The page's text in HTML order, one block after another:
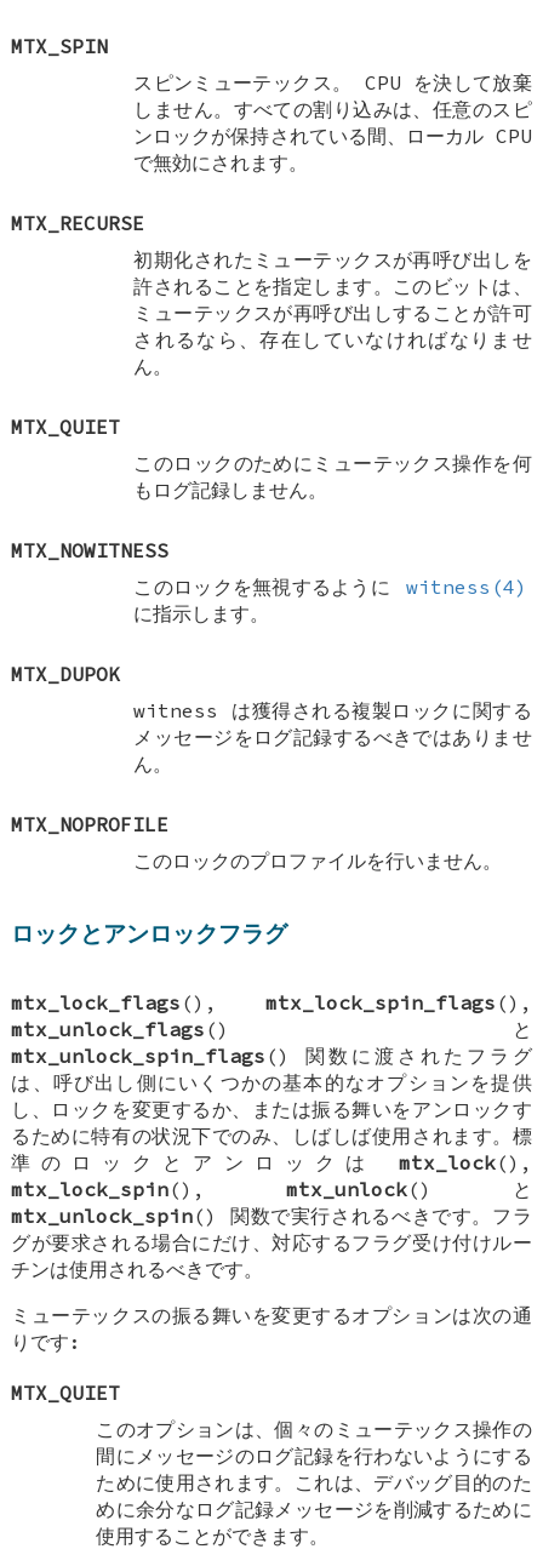
MTX_SPIN
スピンミューテックス。 CPU を決して放棄
しません。すべての割り込みは、任意のスピ
ンロックが保持されている間、ローカル CPU
で無効にされます。
MTX_RECURSE
初期化されたミューテックスが再呼び出しを
許されることを指定します。このビットは、
ミューテックスが再呼び出しすることが許可
されるなら、存在していなければなりませ
ん。
MTX_QUIET
このロックのためにミューテックス操作を何
もログ記録しません。
MTX_NOWITNESS
このロックを無視するように
witness(4)
に指示します。
MTX_DUPOK
witness は獲得される複製ロックに関する
メッセージをログ記録するべきではありませ
ん。
MTX_NOPROFILE
このロックのプロファイルを行いません。
ロックとアンロックフラグ
mtx_lock_flags (), mtx_lock_spin_flags (),
mtx_unlock_flags () と
mtx_unlock_spin_flags () 関数に渡されたフラグ
は、呼び出し側にいくつかの基本的なオプションを提供
し、ロックを変更するか、または振る舞いをアンロックす
るために特有の状況下でのみ、しばしば使用されます。標
準のロックとアンロックは mtx_lock(),
mtx_lock_spin(), mtx_unlock() と
mtx_unlock_spin() 関数で実行されるべきです。フラ
グが要求される場合にだけ、対応するフラグ受け付けルー
チンは使用されるべきです。
ミューテックスの振る舞いを変更するオプションは次の通
りです:
MTX_QUIET
このオプションは、個々のミューテックス操作の
間にメッセージのログ記録を行わないようにする
ために使用されます。これは、デバッグ目的のた
めに余分なログ記録メッセージを削減するために
使用することができます。